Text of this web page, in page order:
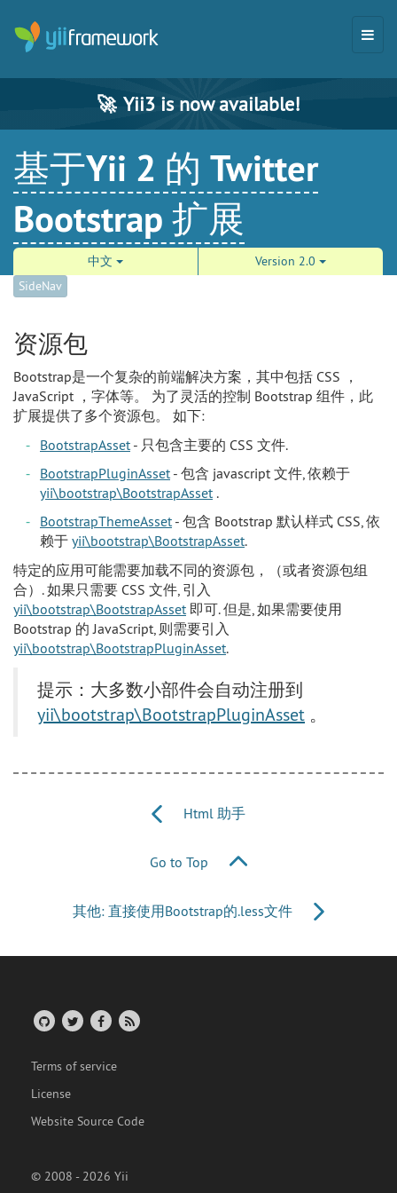
🚀 Yii3 is now available!
基于Yii 2 的 Twitter
Bootstrap 扩展
中文
Version 2.0
SideNav
资源包
Bootstrap是一个复杂的前端解决方案，其中包括 CSS ，
JavaScript ，字体等。 为了灵活的控制 Bootstrap 组件，此
扩展提供了多个资源包。 如下:
BootstrapAsset - 只包含主要的 CSS 文件.
BootstrapPluginAsset - 包含 javascript 文件, 依赖于
yii\bootstrap\BootstrapAsset .
BootstrapThemeAsset - 包含 Bootstrap 默认样式 CSS, 依
赖于 yii\bootstrap\BootstrapAsset.
特定的应用可能需要加载不同的资源包，（或者资源包组
合）. 如果只需要 CSS 文件, 引入
yii\bootstrap\BootstrapAsset 即可. 但是, 如果需要使用
Bootstrap 的 JavaScript, 则需要引入
yii\bootstrap\BootstrapPluginAsset.
提示：大多数小部件会自动注册到
yii\bootstrap\BootstrapPluginAsset 。
Html 助手
Go to Top
其他: 直接使用Bootstrap的.less文件
Terms of service
License
Website Source Code
© 2008 - 2026 Yii